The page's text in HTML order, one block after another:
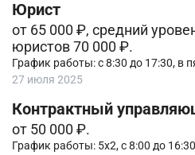
Юрист
от 65 000 ₽, средний
юристов 70 000 ₽.
График работы: с 8:30 до 17:30, в
27 июля 2025
Контрактный
от 50 000 ₽.
График работы: 5х2, с 8:00 до